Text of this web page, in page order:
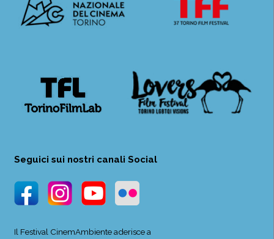
Seguici sui nostri canali Social
Il Festival CinemAmbiente aderisce a